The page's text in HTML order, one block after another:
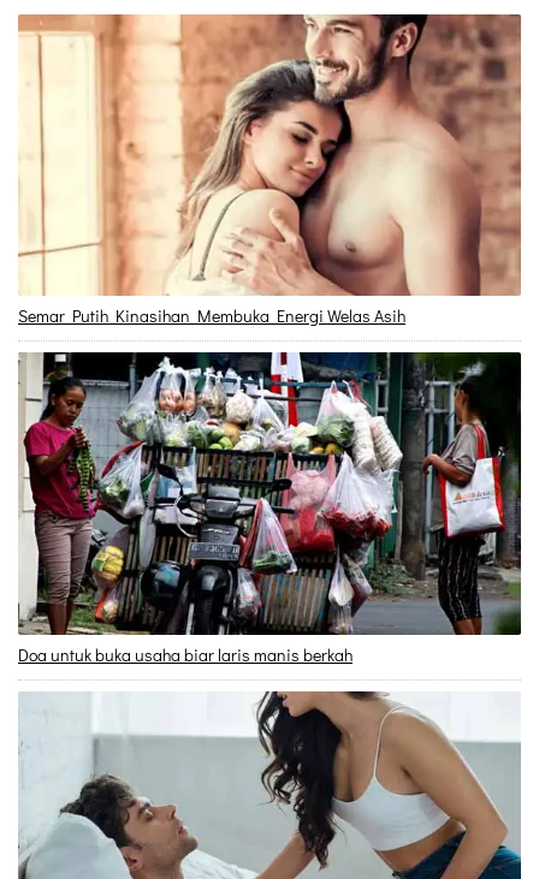
Semar Putih Kinasihan Membuka Energi Welas Asih
Doa untuk buka usaha biar laris manis berkah